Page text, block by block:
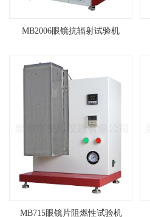
MB2006眼镜抗辐射试验机
MB715眼镜片阻燃性试验机